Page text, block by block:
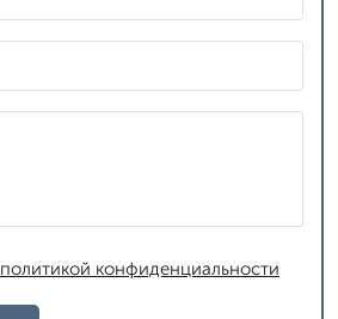
политикой конфиденциальности